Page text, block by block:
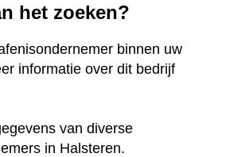
het zoeken?
binnen uw
informatie over dit bedrijf
van diverse
in Halsteren.